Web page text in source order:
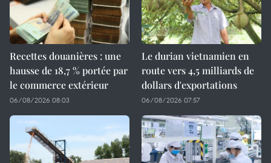
Recettes douanières : une
hausse de 18,7 % portée par
le commerce extérieur
06/08/2026 08:03
Le durian vietnamien en
route vers 4,5 milliards de
dollars d'exportations
06/08/2026 07:57